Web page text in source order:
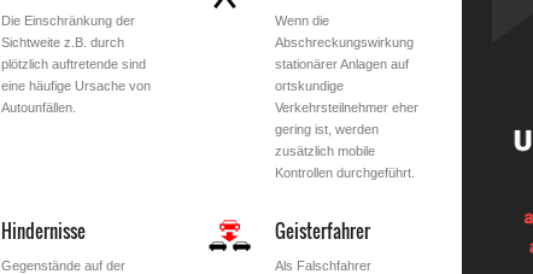
Die Einschränkung der
Sichtweite z.B. durch
plötzlich auftretende sind
eine häufige Ursache von
Autounfällen.
Wenn die
Abschreckungswirkung
stationärer Anlagen auf
ortskundige
Verkehrsteilnehmer eher
gering ist, werden
zusätzlich mobile
Kontrollen durchgeführt.
Hindernisse
Gegenstände auf der
Geisterfahrer
Als Falschfahrer